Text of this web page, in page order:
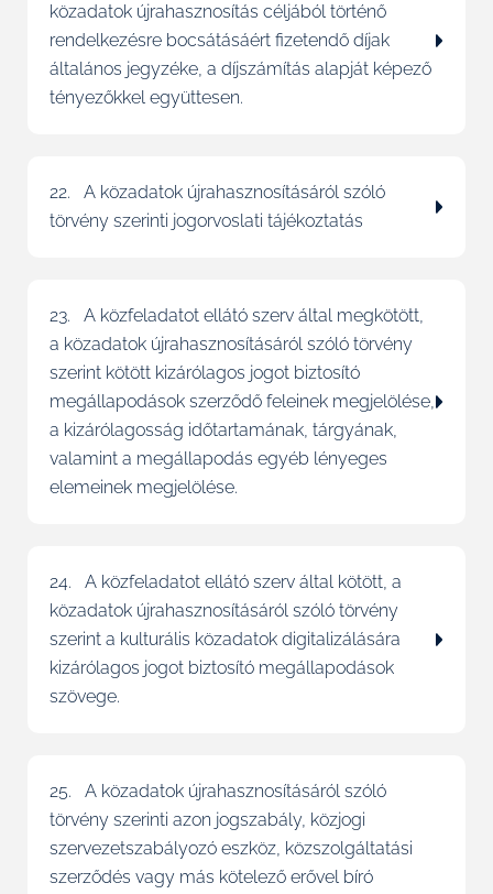
közadatok újrahasznosítás céljából történő
rendelkezésre bocsátásáért fizetendő díjak
általános jegyzéke, a díjszámítás alapját képező
tényezőkkel együttesen.
22. A közadatok újrahasznosításáról szóló
törvény szerinti jogorvoslati tájékoztatás
23. A közfeladatot ellátó szerv által megkötött,
a közadatok újrahasznosításáról szóló törvény
szerint kötött kizárólagos jogot biztosító
megállapodások szerződő feleinek megjelölése,
a kizárólagosság időtartamának, tárgyának,
valamint a megállapodás egyéb lényeges
elemeinek megjelölése.
24. A közfeladatot ellátó szerv által kötött, a
közadatok újrahasznosításáról szóló törvény
szerint a kulturális közadatok digitalizálására
kizárólagos jogot biztosító megállapodások
szövege.
25. A közadatok újrahasznosításáról szóló
törvény szerinti azon jogszabály, közjogi
szervezetszabályozó eszköz, közszolgáltatási
szerződés vagy más kötelező erővel bíró